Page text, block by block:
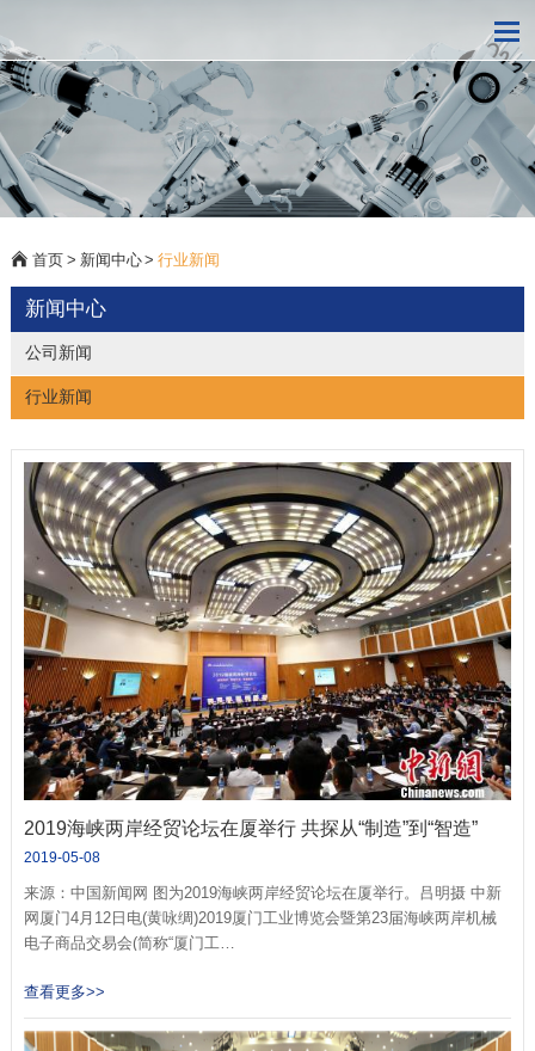
首页 > 新闻中心> 行业新闻
新闻中心
公司新闻
行业新闻
2019海峡两岸经贸论坛在厦举行 共探从“制造”到“智造”
2019-05-08
来源：中国新闻网 图为2019海峡两岸经贸论坛在厦举行。吕明摄 中新
网厦门4月12日电(黄咏绸)2019厦门工业博览会暨第23届海峡两岸机械
电子商品交易会(简称“厦门工…
查看更多>>